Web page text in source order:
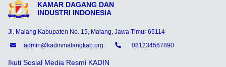
KAMAR DAGANG DAN
INDUSTRI INDONESIA
Jl. Malang Kabupaten No. 15, Malang, Jawa Timur 65114
admin@kadinmalangkab.org
081234567890
Ikuti Sosial Media Resmi KADIN